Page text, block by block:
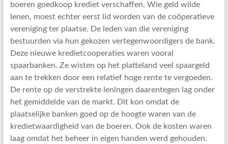
boeren goedkoop krediet verschaffen. Wie geld wilde
lenen, moest echter eerst lid worden van de coöperatieve
vereniging ter plaatse. De leden van die vereniging
bestuurden via hun gekozen vertegenwoordigers de bank.
Deze nieuwe kredietcooperaties waren vooral
spaarbanken. Ze wisten op het platteland veel spaargeld
aan te trekken door een relatief hoge rente te vergoeden.
De rente op de verstrekte leningen daarentegen lag onder
het gemiddelde van de markt. Dit kon omdat de
plaatselijke banken goed op de hoogte waren van de
kredietwaardigheid van de boeren. Ook de kosten waren
laag omdat het beheer in eigen handen werd gehouden.